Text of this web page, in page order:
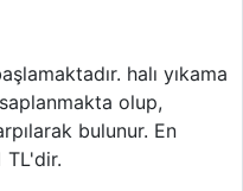
halı yıkama
olup,
bulunur. En
TL'dir.